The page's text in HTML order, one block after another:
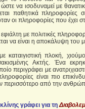
ώστε να ισοδυναμεί με
παθητικά πληροφορίες
οι πληροφορίες που
με πολιτικές
να είναι η αποκάλυψη του
καταιγιστική πλοκή,
Ακτής. Ένα
περιγράφει με
είναι πιο
περισσότερο από την
γράφει για τη